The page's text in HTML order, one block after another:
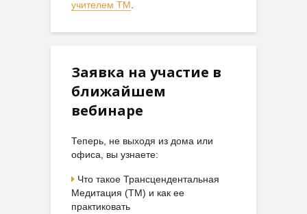
учителем ТМ.
Заявка на участие в
ближайшем
вебинаре
Теперь, не выходя из дома или
офиса, вы узнаете:
Что такое Трансцендентальная
Медитация (ТМ) и как ее
практиковать